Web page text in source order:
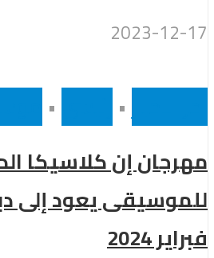
2023-12-17
•
•
مهرجان إن كلاسيكا
للموسيقى يعود إلى
فبراير 2024